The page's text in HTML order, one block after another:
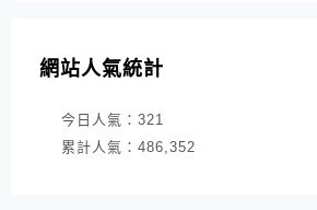
網站人氣統計
今日人氣： 321
累計人氣： 486,352